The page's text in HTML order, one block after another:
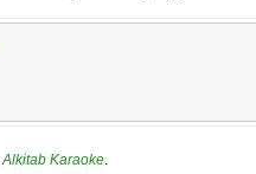
Alkitab Karaoke